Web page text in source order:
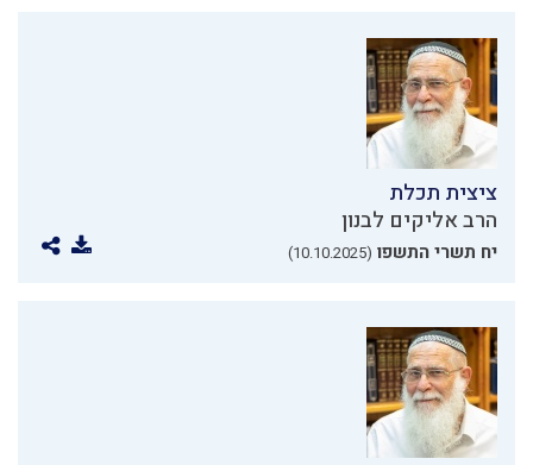
ציצית תכלת
הרב אליקים לבנון
יח תשרי התשפו (10.10.2025)